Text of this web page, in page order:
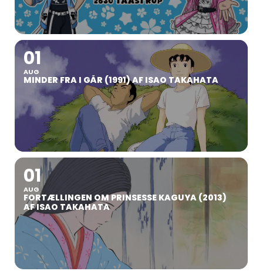
01
AUG
MINDER FRA I GÅR (1991) AF ISAO TAKAHATA
01
AUG
FORTÆLLINGEN OM PRINSESSE KAGUYA (2013)
AF ISAO TAKAHATA